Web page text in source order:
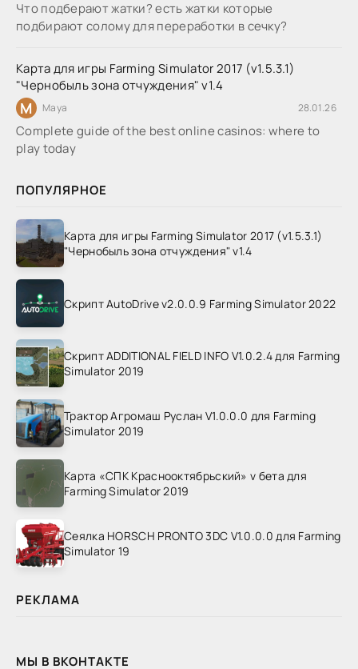
Что подберают жатки? есть жатки которые
подбирают солому для переработки в сечку?
Карта для игры Farming Simulator 2017 (v1.5.3.1)
"Чернобыль зона отчуждения" v1.4
M Maya 28.01.26
Complete guide of the best online casinos: where to
play today
ПОПУЛЯРНОЕ
Карта для игры Farming Simulator 2017 (v1.5.3.1)
"Чернобыль зона отчуждения" v1.4
Скрипт AutoDrive v2.0.0.9 Farming Simulator 2022
Скрипт ADDITIONAL FIELD INFO V1.0.2.4 для Farming
Simulator 2019
Трактор Агромаш Руслан V1.0.0.0 для Farming
Simulator 2019
Карта «СПК Краснооктябрьский» v бета для
Farming Simulator 2019
Сеялка HORSCH PRONTO 3DC V1.0.0.0 для Farming
Simulator 19
РЕКЛАМА
МЫ В ВКОНТАКТЕ